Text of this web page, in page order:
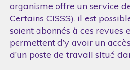
organisme offre un service
Certains CISSS), il est
soient abonnés à ces revues
permettent d’y avoir un
d’un poste de travail situé